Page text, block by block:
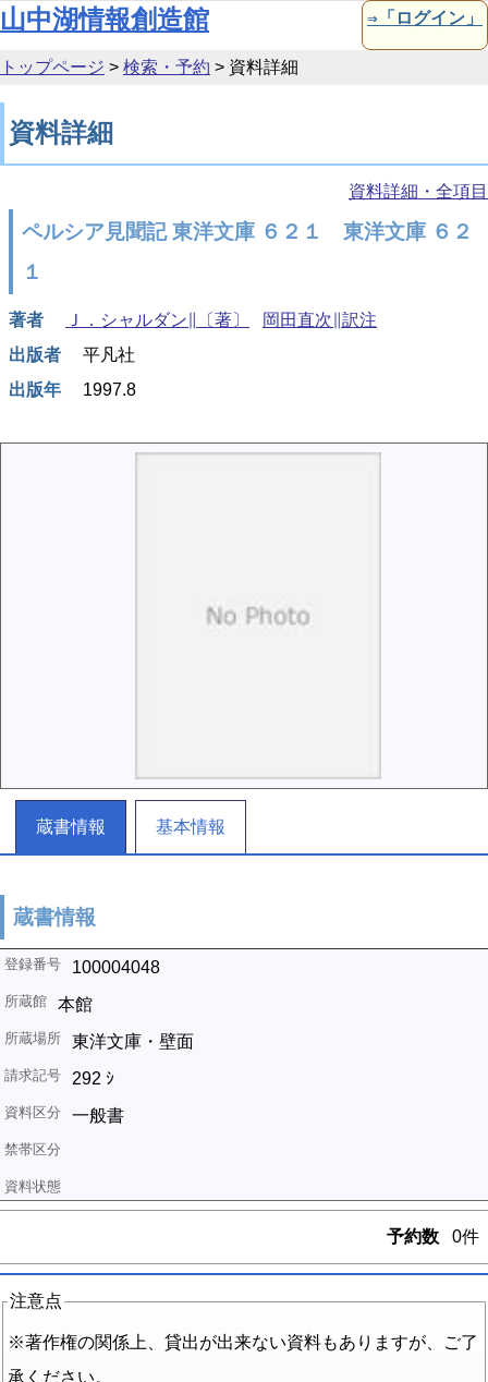
本文へ移動
山中湖情報創造館 ⇒「ログイン」
トップページ > 検索・予約 > 資料詳細
資料詳細
資料詳細・全項目
ペルシア見聞記 東洋文庫 ６２１ 東洋文庫 ６２
１
著者 Ｊ．シャルダン∥〔著〕
岡田直次∥訳注
出版者
平凡社
出版年
1997.8
蔵書情報 基本情報
蔵書情報
100004048
本館
東洋文庫・壁面
292 ｼ
一般書
予約数 0件
注意点
※著作権の関係上、貸出が出来ない資料もありますが、ご了
承ください。